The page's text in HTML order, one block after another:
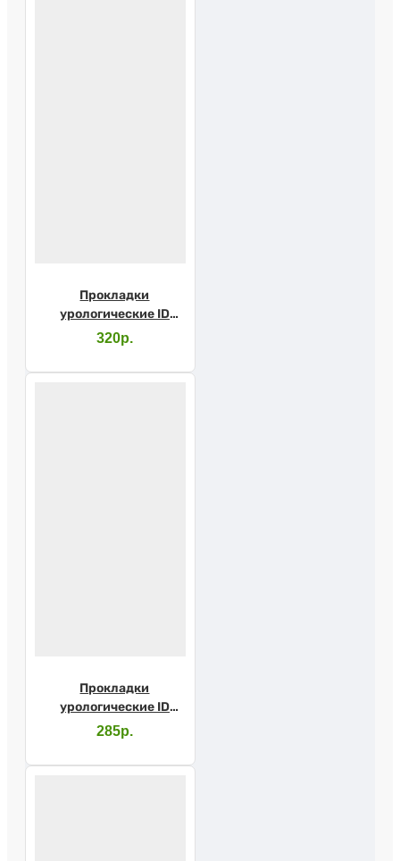
Прокладки
урологические ID
Light Advanced extra
320р.
Прокладки
урологические ID
Light Advanced maxi
285р.